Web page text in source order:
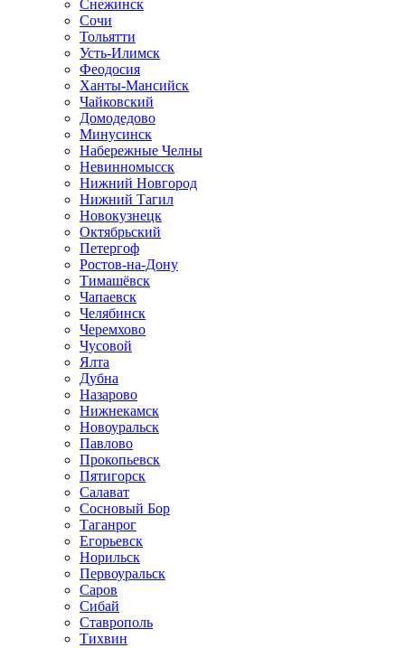
Снежинск
Сочи
Тольятти
Усть-Илимск
Феодосия
Ханты-Мансийск
Чайковский
Домодедово
Минусинск
Набережные Челны
Невинномысск
Нижний Новгород
Нижний Тагил
Новокузнецк
Октябрьский
Петергоф
Ростов-на-Дону
Тимашёвск
Чапаевск
Челябинск
Черемхово
Чусовой
Ялта
Дубна
Назарово
Нижнекамск
Новоуральск
Павлово
Прокопьевск
Пятигорск
Салават
Сосновый Бор
Таганрог
Егорьевск
Норильск
Первоуральск
Саров
Сибай
Ставрополь
Тихвин